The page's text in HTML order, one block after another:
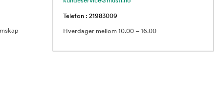
Telefon : 21983009
Hverdager mellom 10.00 – 16.00